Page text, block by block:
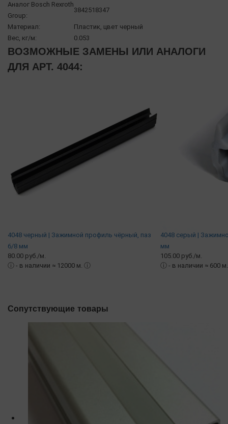
Аналог Bosch Rexroth
Group:
3842518347
Материал:
Пластик, цвет черный
Вес, кг/м:
0.053
ВОЗМОЖНЫЕ ЗАМЕНЫ ИЛИ АНАЛОГИ
ДЛЯ АРТ. 4044:
4048 черный | Зажимной профиль чёрный, паз
6/8 мм
80.00 руб./м.
ⓘ - в наличии ≈ 12000 м. ⓘ
4048 серый |
мм
105.00 руб./м.
ⓘ - в наличии ≈ 600
Сопутствующие товары